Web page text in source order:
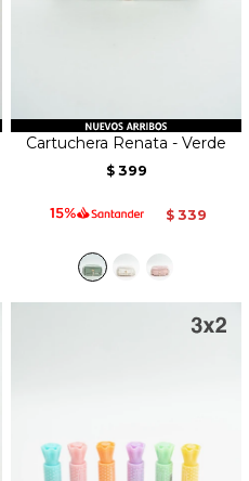
Cartuchera Renata - Verde
$ 399
$ 339